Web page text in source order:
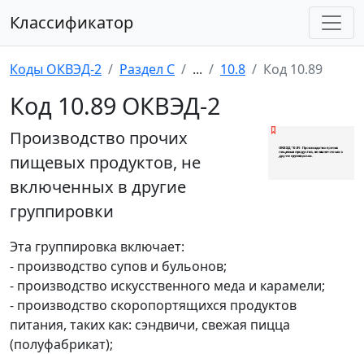
Классификатор
Коды ОКВЭД-2 Раздел C ... 10.8 Код 10.89
Код 10.89 ОКВЭД-2
Производство прочих
пищевых продуктов, не
включенных в другие
группировки
Эта группировка включает:
- производство супов и бульонов;
- производство искусственного меда и карамели;
- производство скоропортящихся продуктов
питания, таких как: сэндвичи, свежая пицца
(полуфабрикат);